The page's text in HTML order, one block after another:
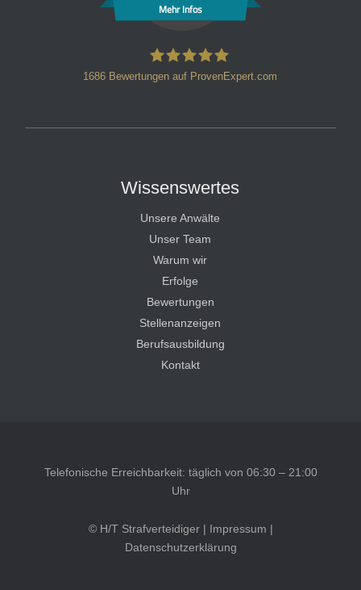
Mehr Infos
1686 Bewertungen auf ProvenExpert.com
Wissenswertes
Unsere Anwälte
Unser Team
Warum wir
Erfolge
Bewertungen
Stellenanzeigen
Berufsausbildung
Kontakt
Telefonische Erreichbarkeit: täglich von 06:30 – 21:00
Uhr
© H/T Strafverteidiger | Impressum |
Datenschutzerklärung